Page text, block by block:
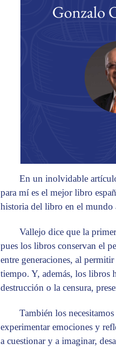
En un inolvidable
para mí es el mejor libro
historia del libro en el
Vallejo dice que la
pues los libros conservan el
entre generaciones, al
tiempo. Y, además, los libros
destrucción o la censura,
También los
experimentar emociones y
a cuestionar y a imaginar,